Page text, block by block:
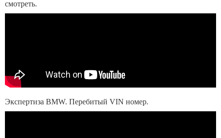
смотреть.
Экспертиза BMW. Перебитый VIN номер.